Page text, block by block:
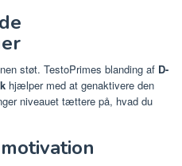
støt. TestoPrimes blanding af D-
hjælper med at genaktivere den
niveauet tættere på, hvad du